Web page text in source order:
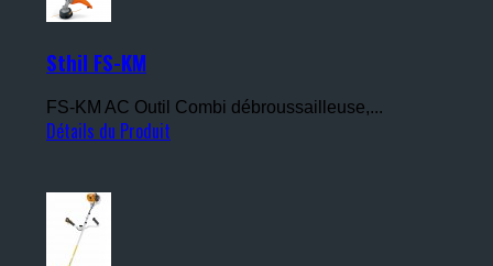
Sthil FS-KM
FS-KM AC Outil Combi débroussailleuse,...
Détails du Produit